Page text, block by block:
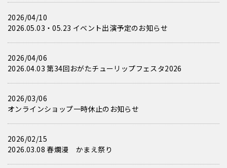
2026/04/10
2026.05.03・05.23 イベント出演予定のお知らせ
2026/04/06
2026.04.03 第34回おがたチューリップフェスタ2026
2026/03/06
オンラインショップ一時休止のお知らせ
2026/02/15
2026.03.08 春爛漫 かまえ祭り